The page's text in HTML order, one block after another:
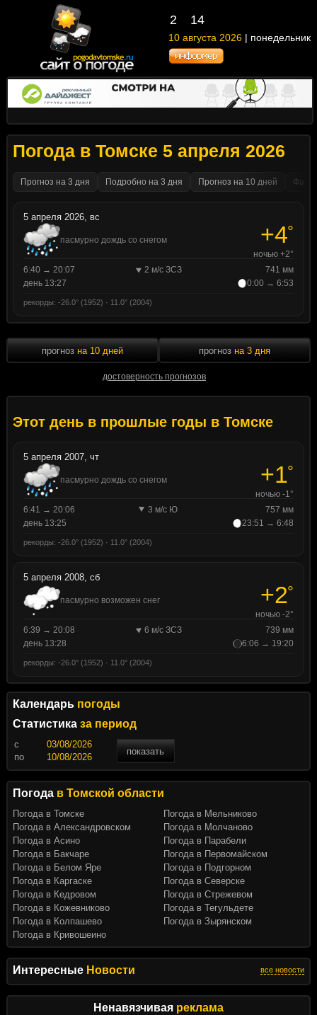
2 14
10 августа 2026 | понедельник
Интересные Новости все новости
Ненавязчивая реклама
Погода в Томске 5 апреля 2026
Прогноз на 3 дня Подробно на 3 дня Прогноз на 10 дней
5 апреля 2026, вс
пасмурно дождь со снегом +4°
ночью +2°
6:40 → 20:07
2 м/с ЗСЗ
741 мм
день 13:27
0:00 → 6:53
рекорды: -26.0° (1952) · 11.0° (2004)
прогноз на 10 дней
достоверность прогнозов
прогноз на 3 дня
Этот день в прошлые годы в Томске
5 апреля 2007, чт
пасмурно дождь со снегом +1°
ночью -1°
6:41 → 20:06
3 м/с Ю
757 мм
день 13:25
23:51 → 6:48
рекорды: -26.0° (1952) · 11.0° (2004)
5 апреля 2008, сб
пасмурно возможен снег +2°
ночью -2°
6:39 → 20:08
6 м/с ЗСЗ
739 мм
день 13:28
6:06 → 19:20
рекорды: -26.0° (1952) · 11.0° (2004)
Календарь погоды
Статистика за период
c
показать
по
Погода в Томской области
Погода в Томске
Погода в Александровском
Погода в Асино
Погода в Бакчаре
Погода в Белом Яре
Погода в Каргаске
Погода в Кедровом
Погода в Кожевниково
Погода в Колпашево
Погода в Кривошеино
Погода в Мельниково
Погода в Молчаново
Погода в Парабели
Погода в Первомайском
Погода в Подгорном
Погода в Северске
Погода в Стрежевом
Погода в Тегульдете
Погода в Зырянском